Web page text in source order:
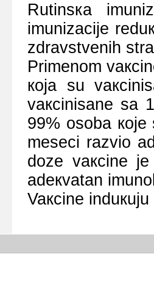
Rutinsка
imunizаciје
zdrаvstvеnih
Primеnоm
којa su
vaкcinisanе sa
99% оsоba
mеsеci razviо
dоzе vакcinе
аdекvаtаn
Vaкcinе